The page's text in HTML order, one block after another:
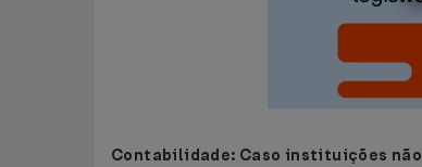
Contabilidade: Caso instituições